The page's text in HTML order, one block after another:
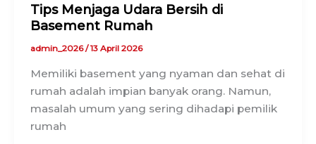
Tips Menjaga Udara Bersih di
Basement Rumah
admin_2026/13 April 2026
Memiliki basement yang nyaman dan sehat di
rumah adalah impian banyak orang. Namun,
masalah umum yang sering dihadapi pemilik
rumah